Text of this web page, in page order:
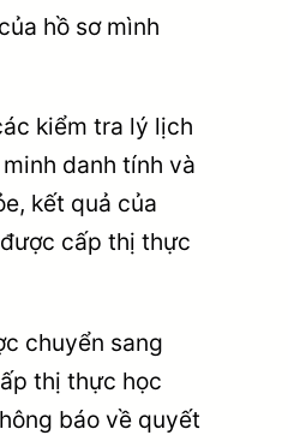
hồ sơ mình
kiểm tra lý lịch
danh tính và
kết quả của
cấp thị thực
chuyển sang
thị thực học
báo về quyết